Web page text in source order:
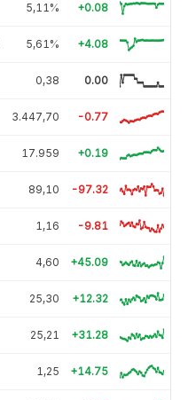
5,11% +0.08
5,61% +4.08
0,38 0.00
3.447,70 -0.77
17.959 +0.19
89,10 -97.32
1,16 -9.81
4,60 +45.09
25,30 +12.32
25,21 +31.28
1,25 +14.75